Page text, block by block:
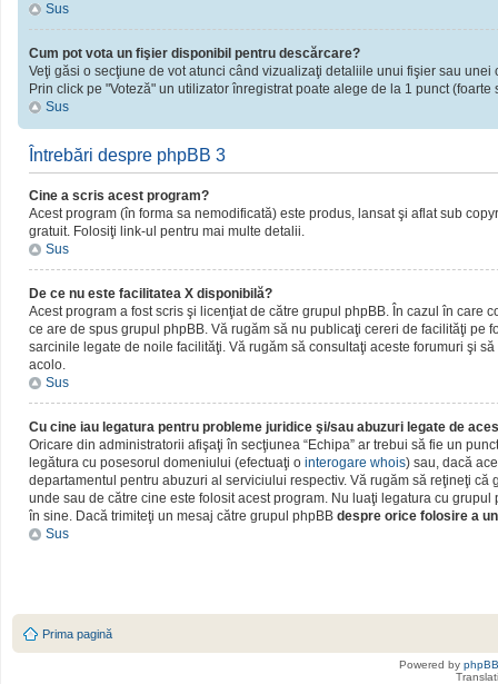
Sus
Cum pot vota un fişier disponibil pentru descărcare?
Veţi găsi o secţiune de vot atunci când vizualizaţi detaliile unui fişier sau unei
Prin click pe "Voteză" un utilizator înregistrat poate alege de la 1 punct
Sus
Întrebări despre phpBB 3
Cine a scris acest program?
Acest program (în forma sa nemodificată) este produs, lansat şi aflat sub
gratuit. Folosiţi link-ul pentru mai multe detalii.
Sus
De ce nu este facilitatea X disponibilă?
Acest program a fost scris şi licenţiat de către grupul phpBB. În cazul în care
ce are de spus grupul phpBB. Vă rugăm să nu publicaţi cereri de facilităţi
sarcinile legate de noile facilităţi. Vă rugăm să consultaţi aceste forumuri şi
acolo.
Sus
Cu cine iau legatura pentru probleme juridice şi/sau abuzuri legate de
Oricare din administratorii afişaţi în secţiunea “Echipa” ar trebui să fie un
legătura cu posesorul domeniului (efectuaţi o interogare whois) sau, dacă
departamentul pentru abuzuri al serviciului respectiv. Vă rugăm să reţineţi că
unde sau de către cine este folosit acest program. Nu luaţi legatura cu
în sine. Dacă trimiteţi un mesaj către grupul phpBB despre orice folosire a
Sus
Prima pagină
Powered by phpBB